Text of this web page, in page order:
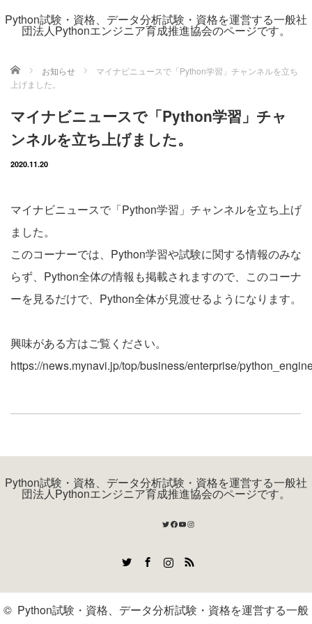
Python試験・資格、データ分析試験・資格を運営する一般社
団法人Pythonエンジニア育成推進協会のページです。
ホーム お知らせ
マイナビニュースで「Python学習」チャンネルを立ち
上げました。
マイナビニュースで「Python学習」チャ
ンネルを立ち上げました。
2020.11.20
マイナビニュースで「Python学習」チャンネルを立ち上げ
ました。
このコーナーでは、Python学習や試験に関する情報のみな
らず、Python全体の情報も掲載されますので、このコーナ
ーを見るだけで、Python全体が見渡せるようになります。
興味がある方はご覧ください。
https://news.mynavi.jp/top/business/enterprise/
Python試験・資格、データ分析試験・資格を運営する一般社
団法人Pythonエンジニア育成推進協会のページです。
Twitter
Facebook
YouTube
Instagram
RSS
© Python試験・資格、データ分析試験・資格を運営する一般